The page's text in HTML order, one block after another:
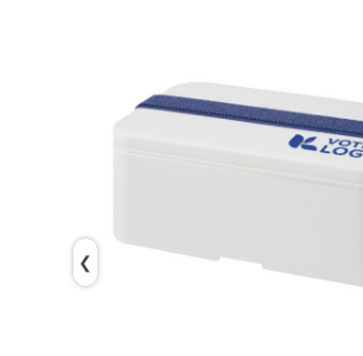
❮